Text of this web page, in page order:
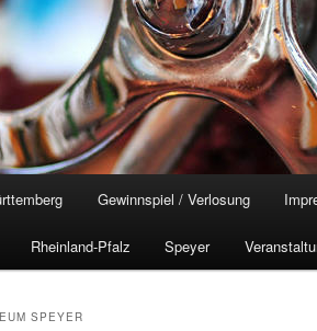
Gewinnspiel / Verlosung
Rheinland-Pfalz Speyer
SPEYER